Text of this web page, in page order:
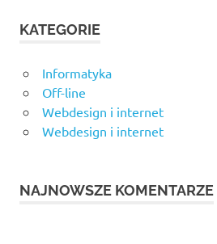
KATEGORIE
Informatyka
Off-line
Webdesign i internet
Webdesign i internet
NAJNOWSZE KOMENTARZE